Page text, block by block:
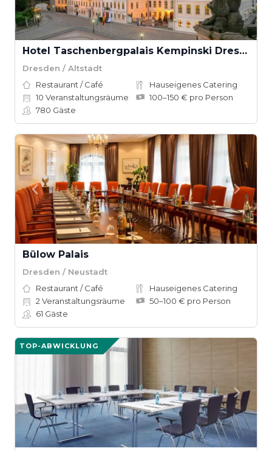
Hotel Taschenbergpalais Kempinski Dresden
Dresden / Altstadt
Restaurant / Café
Hauseigenes Catering
10 Veranstaltungsräume
100–150 € pro Person
780 Gäste
Bülow Palais
Dresden / Neustadt
Restaurant / Café
Hauseigenes Catering
2 Veranstaltungsräume
50–100 € pro Person
61 Gäste
TOP-ABWICKLUNG